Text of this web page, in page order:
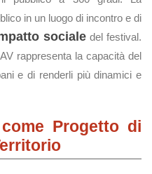
in un luogo di incontro e di
socialedel festival.
rappresenta la capacità del
e di renderli più dinamici e
Progetto di